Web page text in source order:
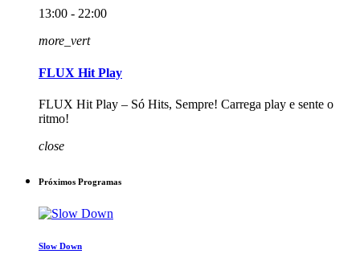
13:00 - 22:00
more_vert
FLUX Hit Play
FLUX Hit Play – Só Hits, Sempre! Carrega play e sente o
ritmo!
close
Próximos Programas
Slow Down